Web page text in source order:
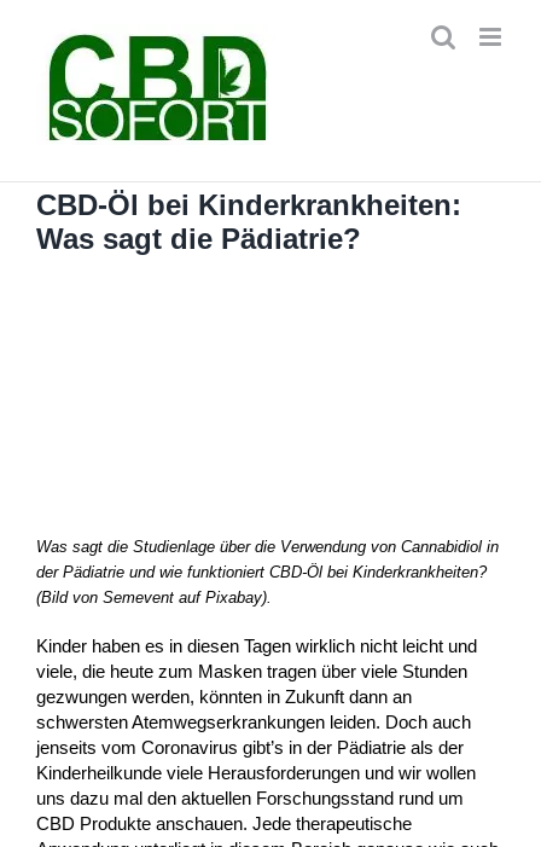
springen
CBD-Öl bei Kinderkrankheiten:
Was sagt die Pädiatrie?
Was sagt die Studienlage über die Verwendung von Cannabidiol in
der Pädiatrie und wie funktioniert CBD-Öl bei Kinderkrankheiten?
(Bild von Semevent auf Pixabay).
Kinder haben es in diesen Tagen wirklich nicht leicht und
viele, die heute zum Masken tragen über viele Stunden
gezwungen werden, könnten in Zukunft dann an
schwersten Atemwegserkrankungen leiden. Doch auch
jenseits vom Coronavirus gibt’s in der Pädiatrie als der
Kinderheilkunde viele Herausforderungen und wir wollen
uns dazu mal den aktuellen Forschungsstand rund um
CBD Produkte anschauen. Jede therapeutische